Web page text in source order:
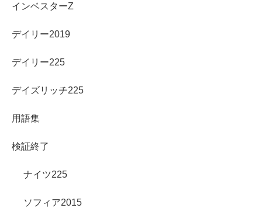
インベスターZ
デイリー2019
デイリー225
デイズリッチ225
用語集
検証終了
ナイツ225
ソフィア2015